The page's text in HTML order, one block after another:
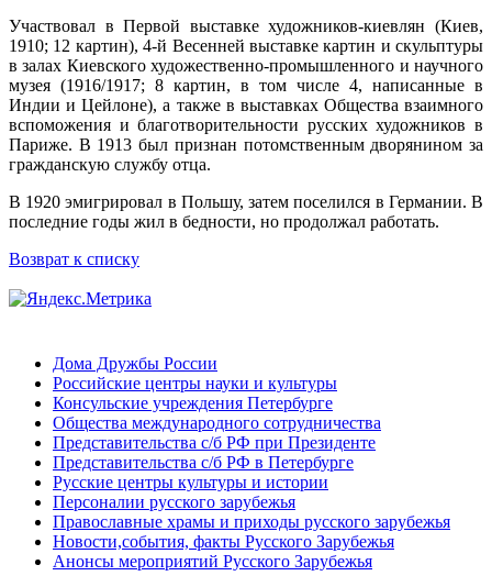
Участвовал в Первой выставке художников-киевлян (Киев,
1910; 12 картин), 4-й Весенней выставке картин и скульптуры
в залах Киевского художественно-промышленного и научного
музея (1916/1917; 8 картин, в том числе 4, написанные в
Индии и Цейлоне), а также в выставках Общества взаимного
вспоможения и благотворительности русских художников в
Париже. В 1913 был признан потомственным дворянином за
гражданскую службу отца.
В 1920 эмигрировал в Польшу, затем поселился в Германии. В
последние годы жил в бедности, но продолжал работать.
Возврат к списку
Дома Дружбы России
Российские центры науки и культуры
Консульские учреждения Петербурге
Общества международного сотрудничества
Представительства с/б РФ при Президенте
Представительства с/б РФ в Петербурге
Русские центры культуры и истории
Персоналии русского зарубежья
Православные храмы и приходы русского зарубежья
Новости,события, факты Русского Зарубежья
Анонсы мероприятий Русского Зарубежья